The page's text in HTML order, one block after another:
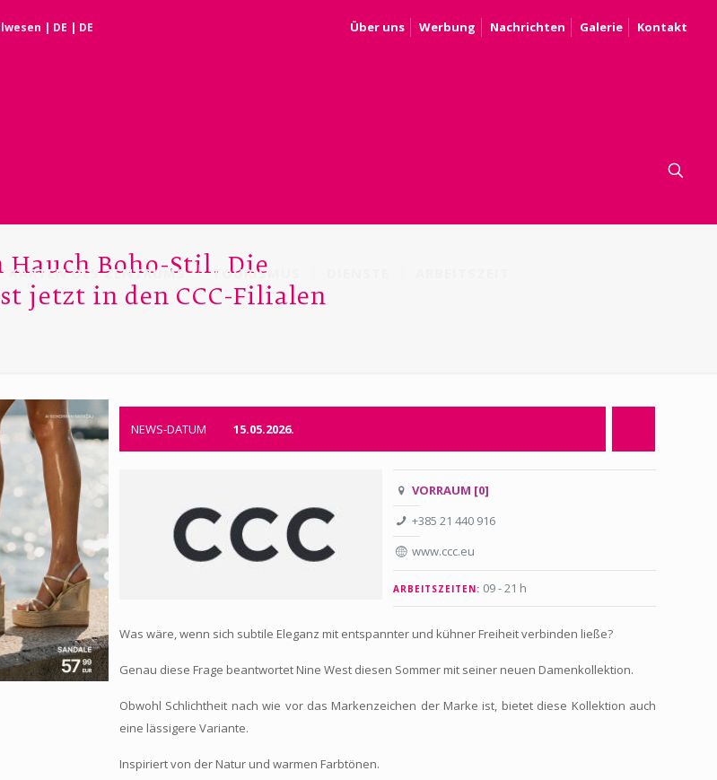
| DE | DE Über uns Werbung Nachrichten Galerie Kontakt
KARTEN DES ZENTRUMS TOURISMUS
Boho-Stil. Die
jetzt in den CCC-Filialen
NEWS-DATUM 15.05.2026.
VORRAUM [0]
+385 21 440 916
www.ccc.eu
ARBEITSZEITEN: 09 - 21 h
Was wäre, wenn sich subtile Eleganz mit entspannter und kühner Freiheit verbinden ließe?
Genau diese Frage beantwortet Nine West diesen Sommer mit seiner neuen Damenkollektion.
Obwohl Schlichtheit nach wie vor das Markenzeichen der Marke ist, bietet diese Kollektion auch
eine lässigere Variante.
Inspiriert von der Natur und warmen Farbtönen.